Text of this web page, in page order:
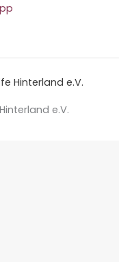
Hinterland e.V.
e.V.